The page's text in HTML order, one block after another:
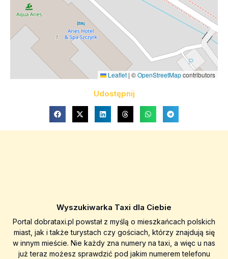
Leaflet | ©OpenStreetMapcontributors
Udostępnij
Wyszukiwarka Taxi dla Ciebie
Portal dobrataxi.pl powstał z myślą o mieszkańcach polskich
miast, jak i także turystach czy gościach, którzy znajdują się
w innym mieście. Nie każdy zna numery na taxi, a więc u nas
już teraz możesz sprawdzić pod jakim numerem telefonu